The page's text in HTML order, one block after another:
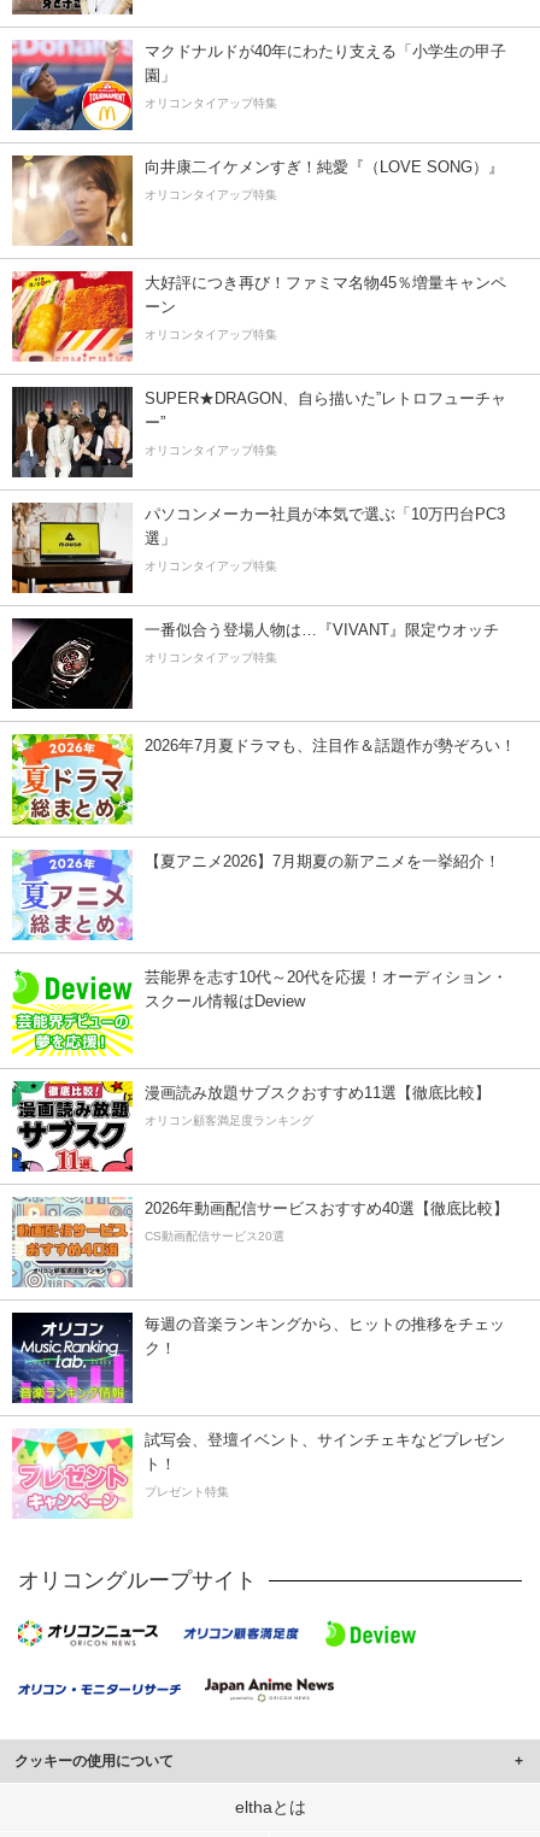
マクドナルドが40年にわたり支える「小学生の甲子
園」
オリコンタイアップ特集
向井康二イケメンすぎ！純愛『（LOVE SONG）』
オリコンタイアップ特集
大好評につき再び！ファミマ名物45％増量キャンペ
ーン
オリコンタイアップ特集
SUPER★DRAGON、自ら描いた”レトロフューチャ
ー”
オリコンタイアップ特集
パソコンメーカー社員が本気で選ぶ「10万円台PC3
選」
オリコンタイアップ特集
一番似合う登場人物は…『VIVANT』限定ウオッチ
オリコンタイアップ特集
2026年7月夏ドラマも、注目作＆話題作が勢ぞろい！
【夏アニメ2026】7月期夏の新アニメを一挙紹介！
芸能界を志す10代～20代を応援！オーディション・
スクール情報はDeview
漫画読み放題サブスクおすすめ11選【徹底比較】
オリコン顧客満足度ランキング
2026年動画配信サービスおすすめ40選【徹底比較】
CS動画配信サービス20選
毎週の音楽ランキングから、ヒットの推移をチェッ
ク！
試写会、登壇イベント、サインチェキなどプレゼン
ト！
プレゼント特集
オリコングループサイト
クッキーの使用について
このサイトでは Cookie を使用して、ユーザーに合わせたコンテンツや広告の
elthaとは